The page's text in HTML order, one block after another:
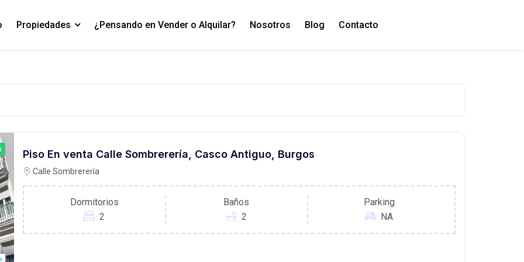
Propiedades ¿Pensando en Vender o Alquilar? Nosotros Blog Contacto
Piso En venta Calle Sombrerería, Casco Antiguo, Burgos
Calle Sombrerería
Dormitorios
2
Baños
2
Parking
NA